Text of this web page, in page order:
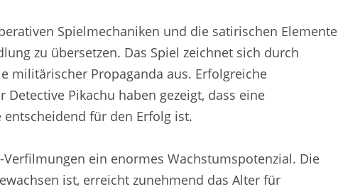
Spielmechaniken und die satirischen Elemente
zu übersetzen. Das Spiel zeichnet sich durch
militärischer Propaganda aus. Erfolgreiche
Pikachu haben gezeigt, dass eine
für den Erfolg ist.
ein enormes Wachstumspotenzial. Die
ist, erreicht zunehmend das Alter für